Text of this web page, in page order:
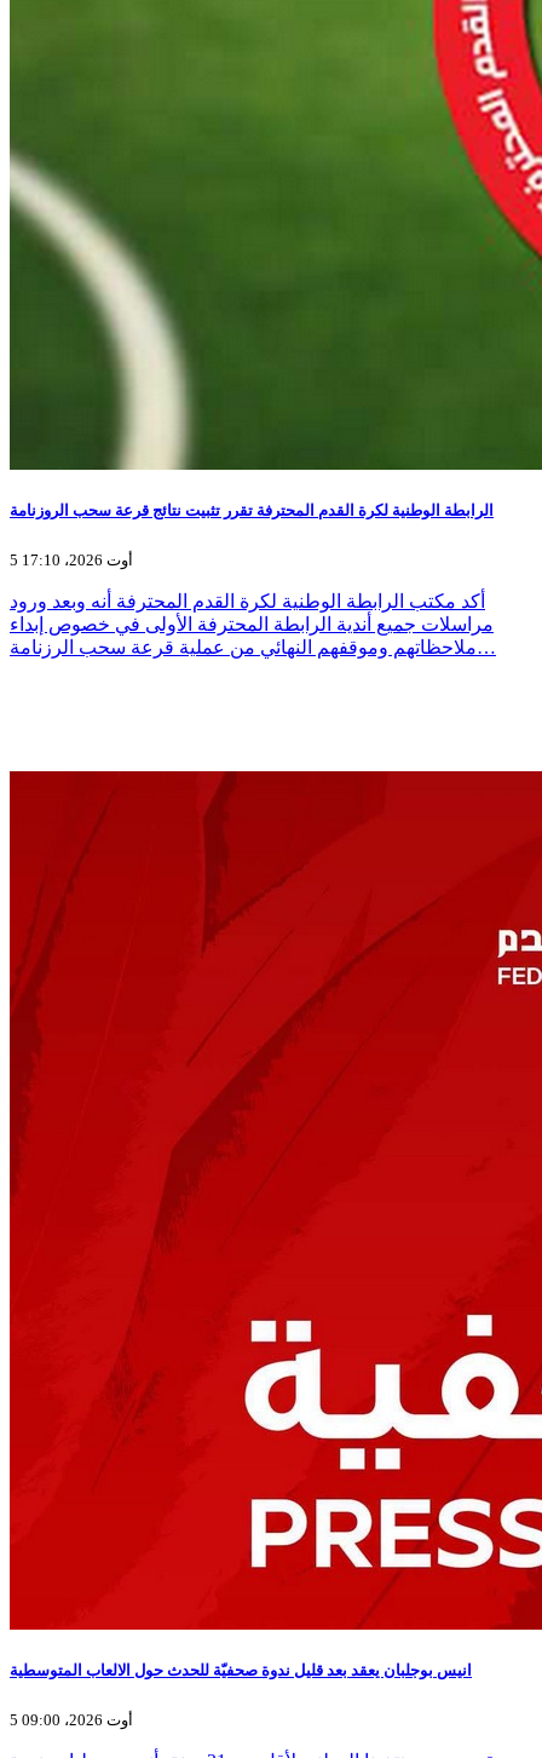
الرابطة الوطنية لكرة القدم المحترفة تقرر تثبيت نتائج قرعة سحب الروزنامة
5 أوت 2026، 17:10
أكد مكتب الرابطة الوطنية لكرة القدم المحترفة أنه وبعد ورود
مراسلات جميع أندية الرابطة المحترفة الأولى في خصوص إبداء
ملاحظاتهم وموقفهم النهائي من عملية قرعة سحب الرزنامة…
انيس بوجلبان يعقد بعد قليل ندوة صحفيّة للحدث حول الالعاب المتوسطية
5 أوت 2026، 09:00